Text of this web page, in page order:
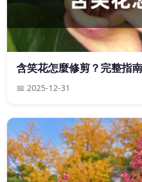
含笑花怎麼修剪？完整指
📅 2025-12-31